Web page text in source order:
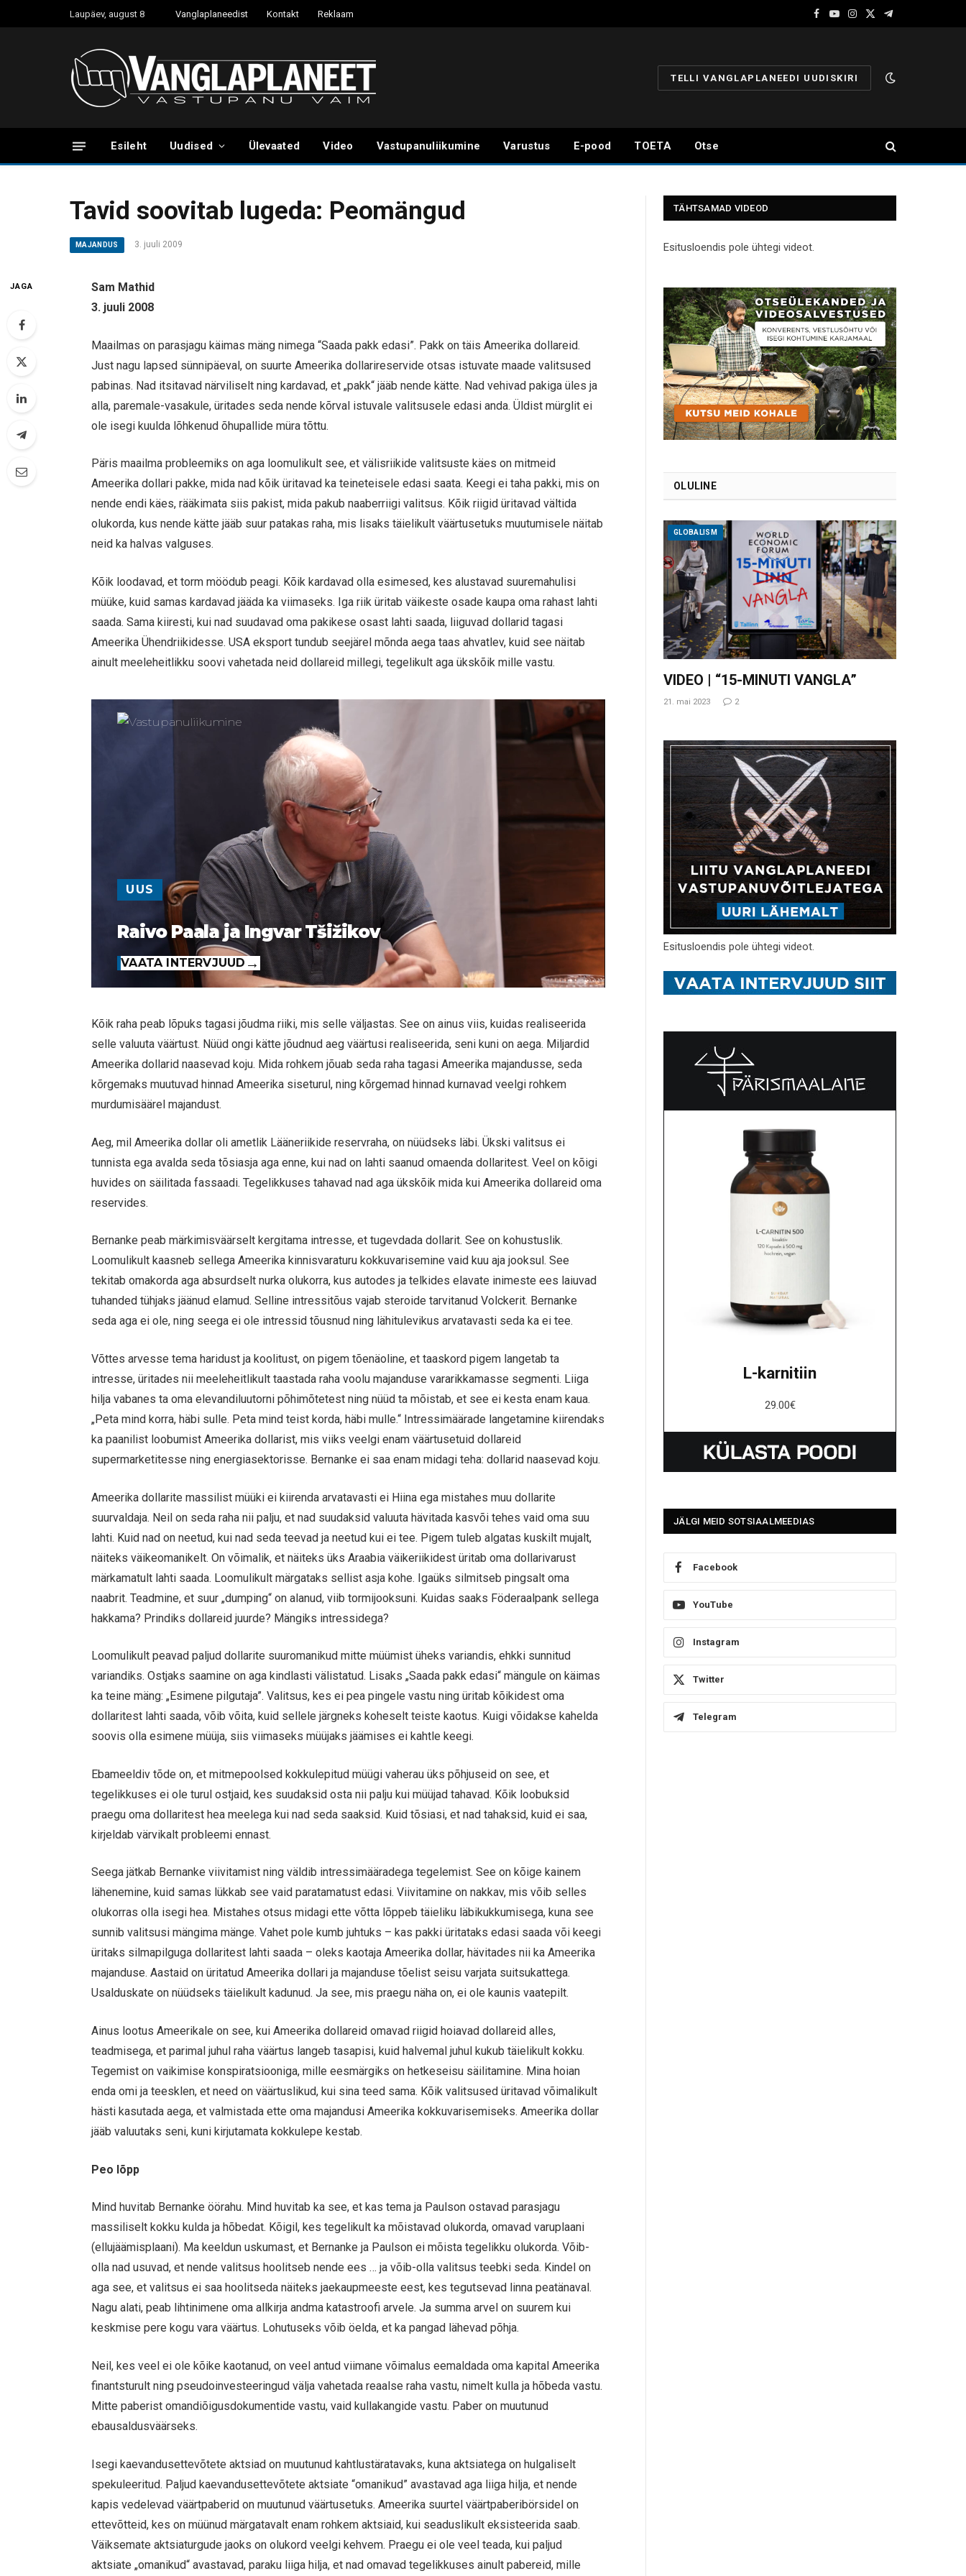
Laupäev, august 8 Vanglaplaneedist Kontakt Reklaam
Facebook
YouTube
Instagram
X
Telegram
TELLI VANGLAPLANEEDI UUDISKIRI
Esileht Uudised Ülevaated Video Vastupanuliikumine Varustus E-pood TOETA Otse
Tavid soovitab lugeda: Peomängud
MAJANDUS 3. juuli 2009
JAGA
Sam Mathid
3. juuli 2008
Maailmas on parasjagu käimas mäng nimega “Saada pakk edasi”. Pakk on täis Ameerika dollareid.
Just nagu lapsed sünnipäeval, on suurte Ameerika dollarireservide otsas istuvate maade valitsused
pabinas. Nad itsitavad närviliselt ning kardavad, et „pakk“ jääb nende kätte. Nad vehivad pakiga üles ja
alla, paremale-vasakule, üritades seda nende kõrval istuvale valitsusele edasi anda. Üldist mürglit ei
ole isegi kuulda lõhkenud õhupallide müra tõttu.
Päris maailma probleemiks on aga loomulikult see, et välisriikide valitsuste käes on mitmeid
Ameerika dollari pakke, mida nad kõik üritavad ka teineteisele edasi saata. Keegi ei taha pakki, mis on
nende endi käes, rääkimata siis pakist, mida pakub naaberriigi valitsus. Kõik riigid üritavad vältida
olukorda, kus nende kätte jääb suur patakas raha, mis lisaks täielikult väärtusetuks muutumisele näitab
neid ka halvas valguses.
Kõik loodavad, et torm möödub peagi. Kõik kardavad olla esimesed, kes alustavad suuremahulisi
müüke, kuid samas kardavad jääda ka viimaseks. Iga riik üritab väikeste osade kaupa oma rahast lahti
saada. Sama kiiresti, kui nad suudavad oma pakikese osast lahti saada, liiguvad dollarid tagasi
Ameerika Ühendriikidesse. USA eksport tundub seejärel mõnda aega taas ahvatlev, kuid see näitab
ainult meeleheitlikku soovi vahetada neid dollareid millegi, tegelikult aga ükskõik mille vastu.
UUS
Raivo Paala ja Ingvar Tšižikov
VAATA INTERVJUUD
Kõik raha peab lõpuks tagasi jõudma riiki, mis selle väljastas. See on ainus viis, kuidas realiseerida
selle valuuta väärtust. Nüüd ongi kätte jõudnud aeg väärtusi realiseerida, seni kuni on aega. Miljardid
Ameerika dollarid naasevad koju. Mida rohkem jõuab seda raha tagasi Ameerika majandusse, seda
kõrgemaks muutuvad hinnad Ameerika siseturul, ning kõrgemad hinnad kurnavad veelgi rohkem
murdumisäärel majandust.
Aeg, mil Ameerika dollar oli ametlik Lääneriikide reservraha, on nüüdseks läbi. Ükski valitsus ei
tunnista ega avalda seda tõsiasja aga enne, kui nad on lahti saanud omaenda dollaritest. Veel on kõigi
huvides on säilitada fassaadi. Tegelikkuses tahavad nad aga ükskõik mida kui Ameerika dollareid oma
reservides.
Bernanke peab märkimisväärselt kergitama intresse, et tugevdada dollarit. See on kohustuslik.
Loomulikult kaasneb sellega Ameerika kinnisvaraturu kokkuvarisemine vaid kuu aja jooksul. See
tekitab omakorda aga absurdselt nurka olukorra, kus autodes ja telkides elavate inimeste ees laiuvad
tuhanded tühjaks jäänud elamud. Selline intressitõus vajab steroide tarvitanud Volckerit. Bernanke
seda aga ei ole, ning seega ei ole intressid tõusnud ning lähitulevikus arvatavasti seda ka ei tee.
Võttes arvesse tema haridust ja koolitust, on pigem tõenäoline, et taaskord pigem langetab ta
intresse, üritades nii meeleheitlikult taastada raha voolu majanduse vararikkamasse segmenti. Liiga
hilja vabanes ta oma elevandiluutorni põhimõtetest ning nüüd ta mõistab, et see ei kesta enam kaua.
„Peta mind korra, häbi sulle. Peta mind teist korda, häbi mulle.“ Intressimäärade langetamine kiirendaks
ka paanilist loobumist Ameerika dollarist, mis viiks veelgi enam väärtusetuid dollareid
supermarketitesse ning energiasektorisse. Bernanke ei saa enam midagi teha: dollarid naasevad koju.
Ameerika dollarite massilist müüki ei kiirenda arvatavasti ei Hiina ega mistahes muu dollarite
suurvaldaja. Neil on seda raha nii palju, et nad suudaksid valuuta hävitada kasvõi tehes vaid oma suu
lahti. Kuid nad on neetud, kui nad seda teevad ja neetud kui ei tee. Pigem tuleb algatas kuskilt mujalt,
näiteks väikeomanikelt. On võimalik, et näiteks üks Araabia väikeriikidest üritab oma dollarivarust
märkamatult lahti saada. Loomulikult märgataks sellist asja kohe. Igaüks silmitseb pingsalt oma
naabrit. Teadmine, et suur „dumping“ on alanud, viib tormijooksuni. Kuidas saaks Föderaalpank sellega
hakkama? Prindiks dollareid juurde? Mängiks intressidega?
Loomulikult peavad paljud dollarite suuromanikud mitte müümist üheks variandis, ehkki sunnitud
variandiks. Ostjaks saamine on aga kindlasti välistatud. Lisaks „Saada pakk edasi“ mängule on käimas
ka teine mäng: „Esimene pilgutaja”. Valitsus, kes ei pea pingele vastu ning üritab kõikidest oma
dollaritest lahti saada, võib võita, kuid sellele järgneks koheselt teiste kaotus. Kuigi võidakse kahelda
soovis olla esimene müüja, siis viimaseks müüjaks jäämises ei kahtle keegi.
Ebameeldiv tõde on, et mitmepoolsed kokkulepitud müügi vaherau üks põhjuseid on see, et
tegelikkuses ei ole turul ostjaid, kes suudaksid osta nii palju kui müüjad tahavad. Kõik loobuksid
praegu oma dollaritest hea meelega kui nad seda saaksid. Kuid tõsiasi, et nad tahaksid, kuid ei saa,
kirjeldab värvikalt probleemi ennast.
Seega jätkab Bernanke viivitamist ning väldib intressimääradega tegelemist. See on kõige kainem
lähenemine, kuid samas lükkab see vaid paratamatust edasi. Viivitamine on nakkav, mis võib selles
olukorras olla isegi hea. Mistahes otsus midagi ette võtta lõppeb täieliku läbikukkumisega, kuna see
sunnib valitsusi mängima mänge. Vahet pole kumb juhtuks – kas pakki üritataks edasi saada või keegi
üritaks silmapilguga dollaritest lahti saada – oleks kaotaja Ameerika dollar, hävitades nii ka Ameerika
majanduse. Aastaid on üritatud Ameerika dollari ja majanduse tõelist seisu varjata suitsukattega.
Usalduskate on nüüdseks täielikult kadunud. Ja see, mis praegu näha on, ei ole kaunis vaatepilt.
Ainus lootus Ameerikale on see, kui Ameerika dollareid omavad riigid hoiavad dollareid alles,
teadmisega, et parimal juhul raha väärtus langeb tasapisi, kuid halvemal juhul kukub täielikult kokku.
Tegemist on vaikimise konspiratsiooniga, mille eesmärgiks on hetkeseisu säilitamine. Mina hoian
enda omi ja teesklen, et need on väärtuslikud, kui sina teed sama. Kõik valitsused üritavad võimalikult
hästi kasutada aega, et valmistada ette oma majandusi Ameerika kokkuvarisemiseks. Ameerika dollar
jääb valuutaks seni, kuni kirjutamata kokkulepe kestab.
Peo lõpp
Mind huvitab Bernanke öörahu. Mind huvitab ka see, et kas tema ja Paulson ostavad parasjagu
massiliselt kokku kulda ja hõbedat. Kõigil, kes tegelikult ka mõistavad olukorda, omavad varuplaani
(ellujäämisplaani). Ma keeldun uskumast, et Bernanke ja Paulson ei mõista tegelikku olukorda. Võib-
olla nad usuvad, et nende valitsus hoolitseb nende ees … ja võib-olla valitsus teebki seda. Kindel on
aga see, et valitsus ei saa hoolitseda näiteks jaekaupmeeste eest, kes tegutsevad linna peatänaval.
Nagu alati, peab lihtinimene oma allkirja andma katastroofi arvele. Ja summa arvel on suurem kui
keskmise pere kogu vara väärtus. Lohutuseks võib öelda, et ka pangad lähevad põhja.
Neil, kes veel ei ole kõike kaotanud, on veel antud viimane võimalus eemaldada oma kapital Ameerika
finantsturult ning pseudoinvesteeringud välja vahetada reaalse raha vastu, nimelt kulla ja hõbeda vastu.
Mitte paberist omandiõigusdokumentide vastu, vaid kullakangide vastu. Paber on muutunud
ebausaldusväärseks.
Isegi kaevandusettevõtete aktsiad on muutunud kahtlustäratavaks, kuna aktsiatega on hulgaliselt
spekuleeritud. Paljud kaevandusettevõtete aktsiate “omanikud” avastavad aga liiga hilja, et nende
kapis vedelevad väärtpaberid on muutunud väärtusetuks. Ameerika suurtel väärtpaberibörsidel on
ettevõtteid, kes on müünud märgatavalt enam rohkem aktsiaid, kui seaduslikult eksisteerida saab.
Väiksemate aktsiaturgude jaoks on olukord veelgi kehvem. Praegu ei ole veel teada, kui paljud
aktsiate „omanikud“ avastavad, paraku liiga hilja, et nad omavad tegelikkuses ainult pabereid, mille
TÄHTSAMAD VIDEOD
Esitusloendis pole ühtegi videot.
OLULINE
GLOBALISM
VIDEO | “15-MINUTI VANGLA”
21. mai 2023 2
Esitusloendis pole ühtegi videot.
L-karnitiin
29.00€
JÄLGI MEID SOTSIAALMEEDIAS
Facebook
YouTube
Instagram
Twitter
Telegram